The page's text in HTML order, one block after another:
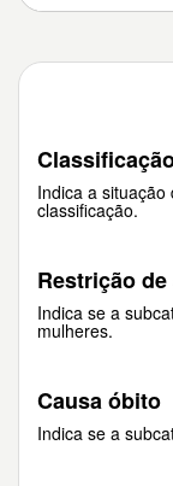
Indica a
classificação.
Restrição
Indica se a
mulheres.
Causa óbito
Indica se a